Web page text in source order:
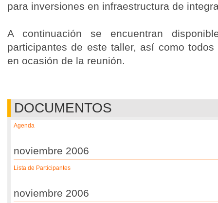
para inversiones en infraestructura de
A continuación se encuentran
participantes de este taller, así como
en ocasión de la reunión.
DOCUMENTOS
Agenda
noviembre 2006
Lista de Participantes
noviembre 2006